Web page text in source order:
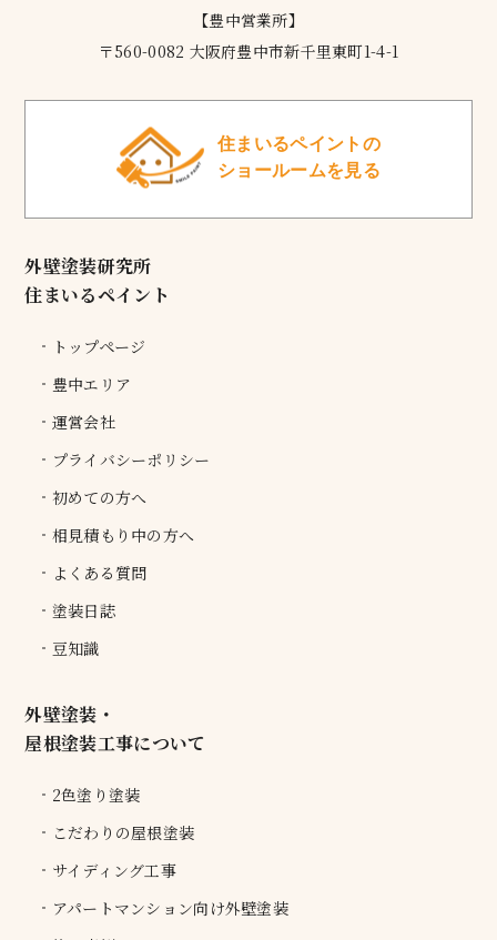
【豊中営業所】
〒560-0082 大阪府豊中市新千里東町1-4-1
住まいるペイントの
ショールームを見る
外壁塗装研究所
住まいるペイント
トップページ
豊中エリア
運営会社
プライバシーポリシー
初めての方へ
相見積もり中の方へ
よくある質問
塗装日誌
豆知識
外壁塗装・
屋根塗装工事について
2色塗り塗装
こだわりの屋根塗装
サイディング工事
アパートマンション向け外壁塗装